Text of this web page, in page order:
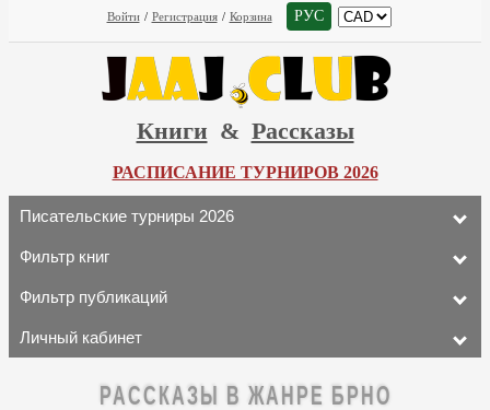
Войти / Регистрация / Корзина РУС
Книги & Рассказы
РАСПИСАНИЕ ТУРНИРОВ 2026
Писательские турниры 2026
Фильтр книг
Фильтр публикаций
Личный кабинет
РАССКАЗЫ В ЖАНРЕ БРНО